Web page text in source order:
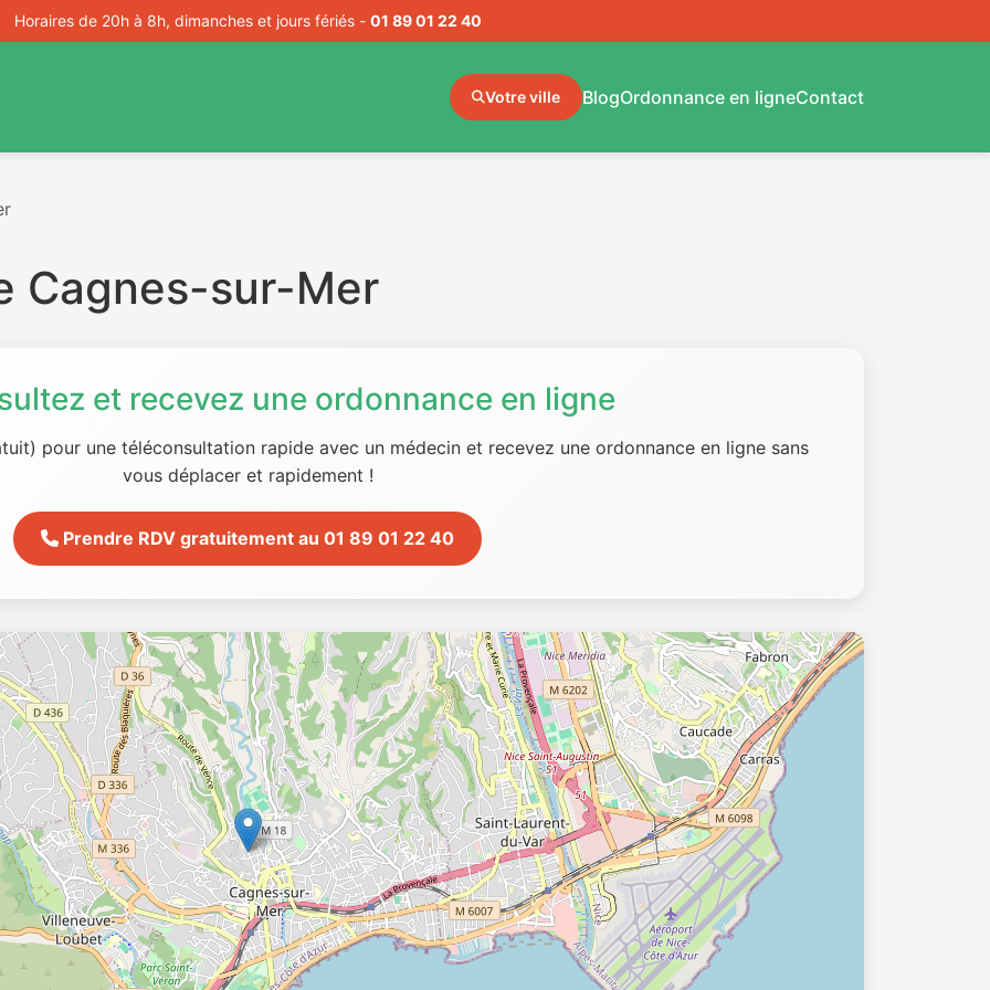
Horaires de 20h à 8h, dimanches et jours fériés - 01 89 01 22 40
Votre ville BlogOrdonnance en ligneContact
Cagnes-sur-Mer
et recevez une ordonnance en ligne
pour une téléconsultation rapide avec un médecin et recevez une ordonnance en ligne sans
vous déplacer et rapidement !
Prendre RDV gratuitement au 01 89 01 22 40